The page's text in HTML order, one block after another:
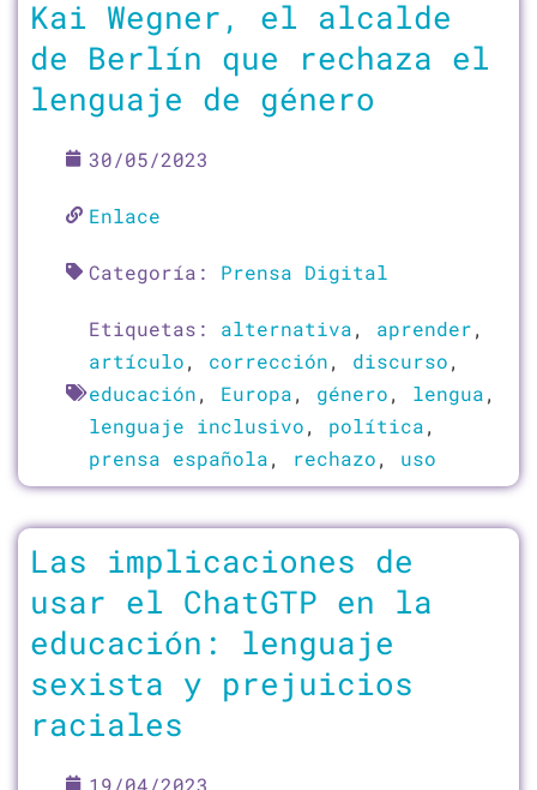
Kai Wegner, el alcalde
de Berlín que rechaza el
lenguaje de género
30/05/2023
Enlace
Categoría: Prensa Digital
Etiquetas: alternativa, aprender,
artículo, corrección, discurso,
educación, Europa, género, lengua,
lenguaje inclusivo, política,
prensa española, rechazo, uso
Las implicaciones de
usar el ChatGTP en la
educación: lenguaje
sexista y prejuicios
raciales
19/04/2023